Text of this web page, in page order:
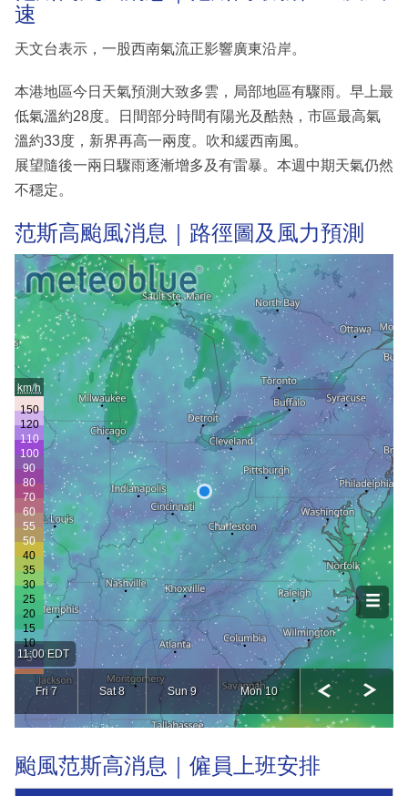
速
天文台表示，一股西南氣流正影響廣東沿岸。
本港地區今日天氣預測大致多雲，局部地區有驟雨。早上最
低氣溫約28度。日間部分時間有陽光及酷熱，市區最高氣
溫約33度，新界再高一兩度。吹和緩西南風。
展望隨後一兩日驟雨逐漸增多及有雷暴。本週中期天氣仍然
不穩定。
范斯高颱風消息｜路徑圖及風力預測
颱風范斯高消息｜僱員上班安排